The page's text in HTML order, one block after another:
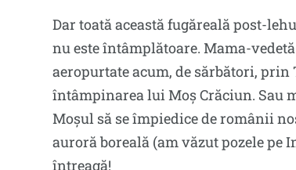
Dar toată această fugăreală post-
nu este întâmplătoare. Mama-
aeropurtate acum, de sărbători,
întâmpinarea lui Moș Crăciun. Sau
Moșul să se împiedice de românii
auroră boreală (am văzut pozele pe
întreagă!